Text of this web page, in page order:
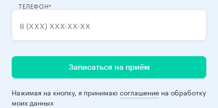
ТЕЛЕФОН
Записаться на приём
Нажимая на кнопку, я принимаюсоглашение на обработку
моих данных